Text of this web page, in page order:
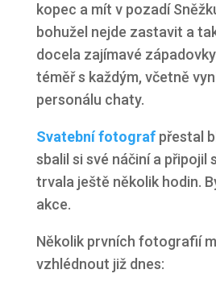
kopec a mít v pozadí
bohužel nejde zastavit a
docela zajímavé
téměř s každým, včetně
personálu chaty.
Svatební fotografpřestal
sbalil si své náčiní a připojil
trvala ještě několik hodin.
akce.
Několik prvních fotografií
vzhlédnout již dnes: